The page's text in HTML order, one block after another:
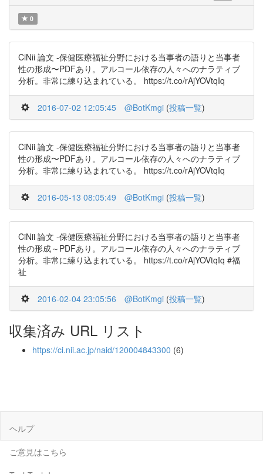
0
CiNii 論文 -保健医療福祉分野における当事者の語りと当事者
性の形成〜PDFあり。アルコール依存の人々へのナラティブ
分析。非常に練り込まれている。 https://t.co/rAjYOVtqIq
2016-07-02 12:05:45 @BotKmgi (投稿一覧)
CiNii 論文 -保健医療福祉分野における当事者の語りと当事者
性の形成〜PDFあり。アルコール依存の人々へのナラティブ
分析。非常に練り込まれている。 https://t.co/rAjYOVtqIq
2016-05-13 08:05:49 @BotKmgi (投稿一覧)
CiNii 論文 -保健医療福祉分野における当事者の語りと当事者
性の形成～PDFあり。アルコール依存の人々へのナラティブ
分析。非常に練り込まれている。 https://t.co/rAjYOVtqIq #福
祉
2016-02-04 23:05:56 @BotKmgi (投稿一覧)
収集済み URL リスト
https://ci.nii.ac.jp/naid/120004843300 (6)
ヘルプ
ご意見はこちら